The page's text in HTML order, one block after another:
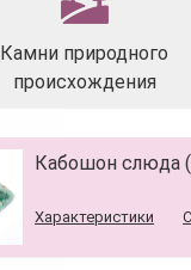
Камни природного
происхождения
Кабошон слюда
Характеристики